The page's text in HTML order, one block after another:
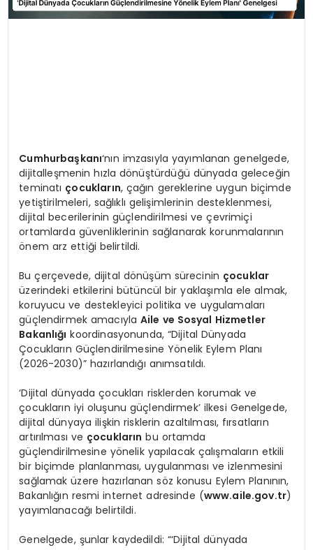
Cumhurbaşkanı‘nın imzasıyla yayımlanan genelgede,
dijitalleşmenin hızla dönüştürdüğü dünyada geleceğin
teminatı çocukların, çağın gereklerine uygun biçimde
yetiştirilmeleri, sağlıklı gelişimlerinin desteklenmesi,
dijital becerilerinin güçlendirilmesi ve çevrimiçi
ortamlarda güvenliklerinin sağlanarak korunmalarının
önem arz ettiği belirtildi.
Bu çerçevede, dijital dönüşüm sürecinin çocuklar
üzerindeki etkilerini bütüncül bir yaklaşımla ele almak,
koruyucu ve destekleyici politika ve uygulamaları
güçlendirmek amacıylaAile ve Sosyal Hizmetler
Bakanlığı koordinasyonunda, “Dijital Dünyada
Çocukların Güçlendirilmesine Yönelik Eylem Planı
(2026-2030)” hazırlandığı anımsatıldı.
‘Dijital dünyada çocukları risklerden korumak ve
çocukların iyi oluşunu güçlendirmek’ ilkesi Genelgede,
dijital dünyaya ilişkin risklerin azaltılması, fırsatların
artırılması ve çocukların bu ortamda
güçlendirilmesine yönelik yapılacak çalışmaların etkili
bir biçimde planlanması, uygulanması ve izlenmesini
sağlamak üzere hazırlanan söz konusu Eylem Planının,
Bakanlığın resmi internet adresinde (www.aile.gov.tr)
yayımlanacağı belirtildi.
Genelgede, şunlar kaydedildi: “‘Dijital dünyada